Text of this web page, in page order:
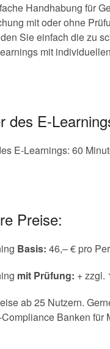
Handhabung für
mit oder ohne
Sie einfach die zu
mit
des E-
E-Learnings: 60
Preise:
Basis: 46,– € pro
mit Prüfung: + zzgl.
ab 25 Nutzern.
Banken für